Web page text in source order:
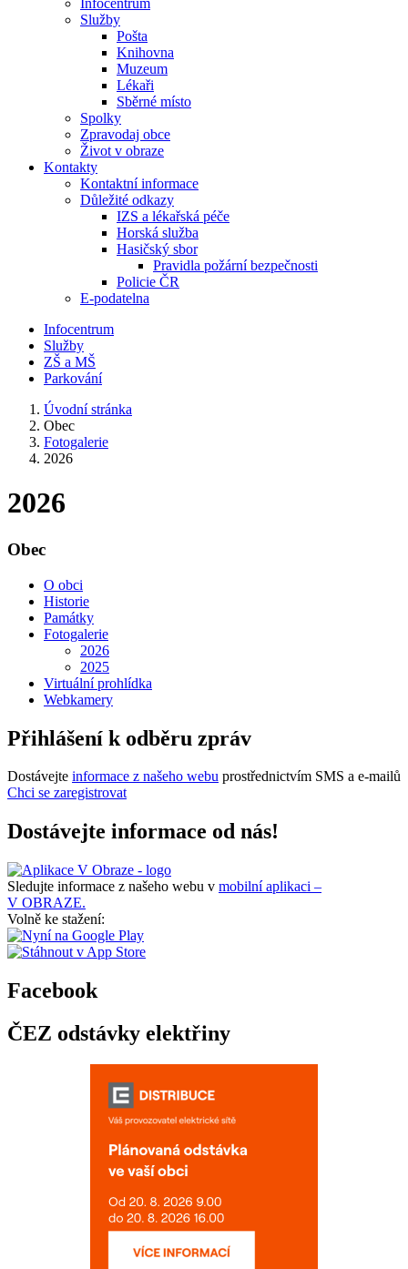
Infocentrum
Služby
Pošta
Knihovna
Muzeum
Lékaři
Sběrné místo
Spolky
Zpravodaj obce
Život v obraze
Kontakty
Kontaktní informace
Důležité odkazy
IZS a lékařská péče
Horská služba
Hasičský sbor
Pravidla požární bezpečnosti
Policie ČR
E-podatelna
Infocentrum
Služby
ZŠ a MŠ
Parkování
Úvodní stránka
Obec
Fotogalerie
2026
2026
Obec
O obci
Historie
Památky
Fotogalerie
2026
2025
Virtuální prohlídka
Webkamery
Přihlášení k odběru zpráv
Dostávejte informace z našeho webu prostřednictvím SMS a e-mailů
Chci se zaregistrovat
Dostávejte informace od nás!
Sledujte informace z našeho webu v mobilní aplikaci –
V OBRAZE.
Volně ke stažení:
Facebook
ČEZ odstávky elektřiny